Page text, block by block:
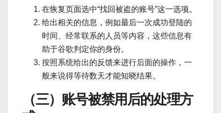
在恢复页面选中“找回被盗的账号”这一选项。
给出相关的信息，例如最后一次成功登陆的
时间、经常联系的人员等内容，这些信息有
助于谷歌判定你的身份。
按照系统给出的反馈来进行后面的操作，一
般来说得等待数天才能知晓结果。
（三）账号被禁用后的处理方